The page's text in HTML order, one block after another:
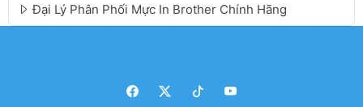
Đại Lý Phân Phối Mực In Brother Chính Hãng